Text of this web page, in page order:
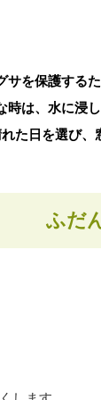
サを保護する
時は、水に浸
た日を選び、
ふだ